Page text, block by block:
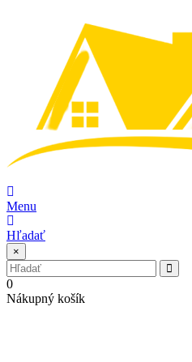
Menu
Hľadať
×
0
Nákupný košík